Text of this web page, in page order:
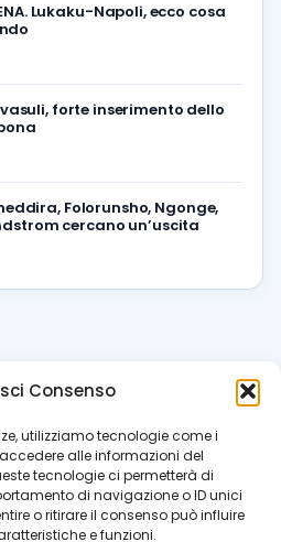
Consenso
utilizziamo tecnologie come i
alle informazioni del
tecnologie ci permetterà di
di navigazione o ID unici
o ritirare il consenso può influire
e funzioni.
Lukaku-Napoli, ecco cosa
forte inserimento dello
Folorunsho, Ngonge,
cercano un’uscita
Napoli. News, interviste,
giornalistica registrata
10/2012). Direttore Luca